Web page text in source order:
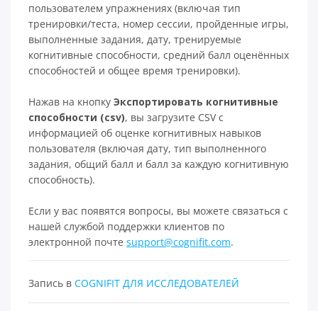
пользователем упражнениях (включая тип
тренировки/теста, номер сессии, пройденные игры,
выполненные задания, дату, тренируемые
когнитивные способности, средний балл оценённых
способностей и общее время тренировки).
Нажав на кнопку Экспортировать когнитивные
способности (csv), вы загрузите CSV с
информацией об оценке когнитивных навыков
пользователя (включая дату, тип выполненного
задания, общий балл и балл за каждую когнитивную
способность).
Если у вас появятся вопросы, вы можете связаться с
нашей службой поддержки клиентов по
электронной почте support@cognifit.com.
Запись в COGNIFIT ДЛЯ ИССЛЕДОВАТЕЛЕЙ